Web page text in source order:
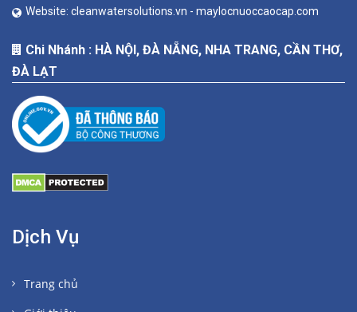
Website: cleanwatersolutions.vn - maylocnuoccaocap.com
Chi Nhánh : HÀ NỘI, ĐÀ NẴNG, NHA TRANG, CẦN THƠ,
ĐÀ LẠT
Dịch Vụ
Trang chủ